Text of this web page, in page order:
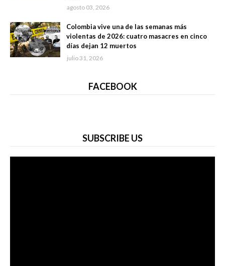
agosto 03, 2026
Colombia vive una de las semanas más
violentas de 2026: cuatro masacres en cinco
días dejan 12 muertos
julio 31, 2026
FACEBOOK
SUBSCRIBE US